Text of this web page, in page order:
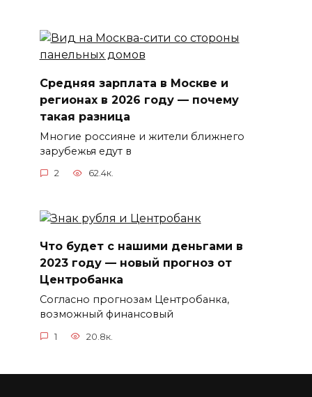
Средняя зарплата в Москве и
регионах в 2026 году — почему
такая разница
Многие россияне и жители ближнего
зарубежья едут в
2 62.4к.
Что будет с нашими деньгами в
2023 году — новый прогноз от
Центробанка
Согласно прогнозам Центробанка,
возможный финансовый
1 20.8к.